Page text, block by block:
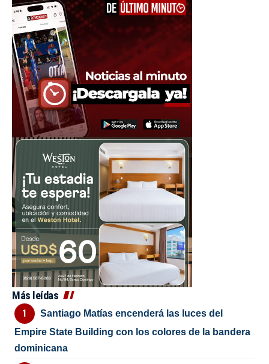
Más leídas
Santiago Matías encenderá las luces del
Empire State Building con los colores de la bandera
dominicana